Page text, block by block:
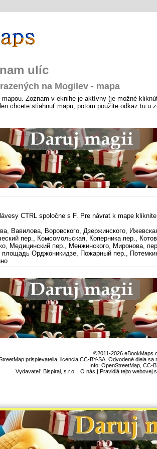
ulíc
na Mogilev - mapa
Zoznam v eknihe je aktívny (je možné
chcete stiahnuť mapu, potom použite odkaz tu u
CTRL spoločne s F. Pre návrat k mape
Вавилова, Воровского, Дзержинского,
пер., Комсомольская, Коперника пер.,
Медицинский пер., Менжинского, Миронова,
площадь Орджоникидзе, Пожарный пер.,
©2011-2026
prispievatelia, licencia CC-BY-SA. Odvodené diela
Info: OpenStreetMap, CC-
Vydavateľ: Bispiral, s.r.o. | O nás | Pravidlá tejto webovej